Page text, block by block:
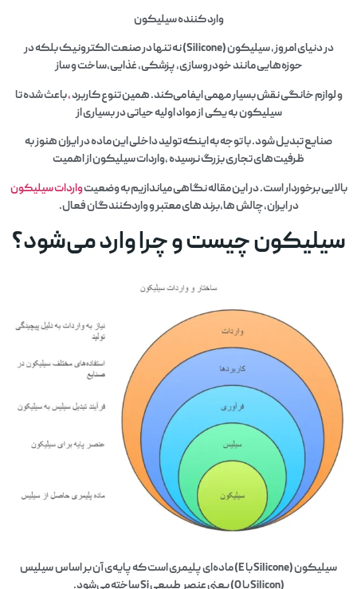
وارد کننده سیلیکون
در دنیای امروز، سیلیکون (Silicone) نه تنها در صنعت الکترونیک بلکه در
حوزه‌هایی مانند خودروسازی، پزشکی، غذایی،ساخت‌ و ساز
و لوازم خانگی نقش بسیار مهمی ایفا می‌کند. همین تنوع کاربرد،باعث شده تا
سیلیکون به یکی از مواد اولیه حیاتی در بسیاری از
صنایع تبدیل شود. با توجه به اینکه تولید داخلی این ماده در ایران هنوز به
ظرفیت‌های تجاری بزرگ نرسیده ،واردات سیلیکون از اهمیت
بالایی برخوردار است. در این مقاله نگاهی میاندازیم به وضعیتواردات سیلیکون
در ایران،چالش‌ ها،برند های معتبر و واردکنندگان فعال.
سیلیکون چیست و چرا وارد می‌شود؟
سیلیکون (Silicone با E) ماده‌ای پلیمری است که پایه‌ی آن بر اساس سیلیس